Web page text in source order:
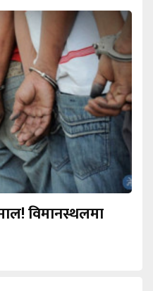
विमानस्थलमा